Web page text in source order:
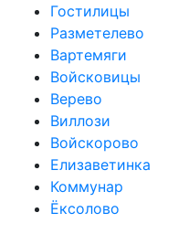
Гостилицы
Разметелево
Вартемяги
Войсковицы
Верево
Виллози
Войскорово
Елизаветинка
Коммунар
Ёксолово